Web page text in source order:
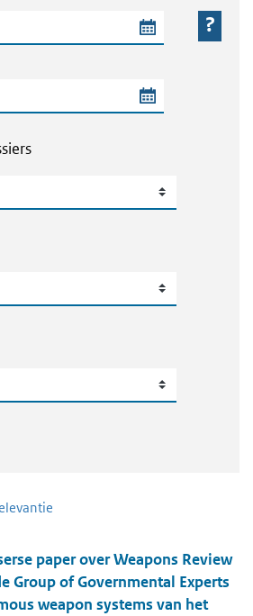
paper over Weapons Review
Group of Governmental Experts
weapon systems van het